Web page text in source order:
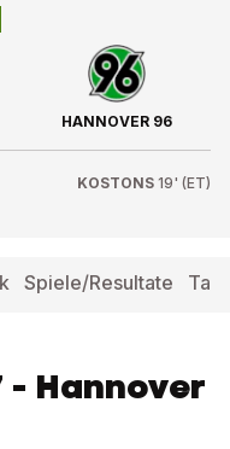
HANNOVER 96
KOSTONS 19' (ET)
Spiele/Resultate
- Hannover